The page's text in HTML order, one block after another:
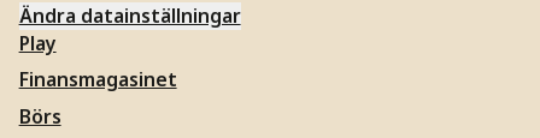
Ändra datainställningar
Play
Finansmagasinet
Börs